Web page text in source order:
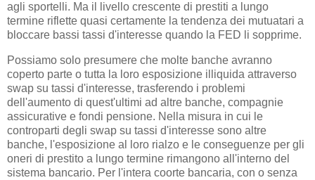
agli sportelli. Ma il livello crescente di prestiti a lungo
termine riflette quasi certamente la tendenza dei mutuatari a
bloccare bassi tassi d'interesse quando la FED li sopprime.
Possiamo solo presumere che molte banche avranno
coperto parte o tutta la loro esposizione illiquida attraverso
swap su tassi d'interesse, trasferendo i problemi
dell'aumento di quest'ultimi ad altre banche, compagnie
assicurative e fondi pensione. Nella misura in cui le
controparti degli swap su tassi d'interesse sono altre
banche, l'esposizione al loro rialzo e le conseguenze per gli
oneri di prestito a lungo termine rimangono all'interno del
sistema bancario. Per l'intera coorte bancaria, con o senza